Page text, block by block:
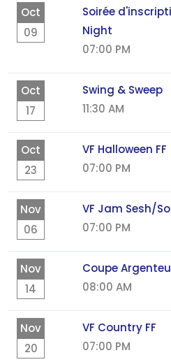
Oct
09
Soirée
Night
07:00 PM
Oct
17
Swing & Sweep
11:30 AM
Oct
23
VF Halloween FF
07:00 PM
Nov
06
VF Jam Sesh/
07:00 PM
Nov
14
Coupe
08:00 AM
Nov
20
VF Country FF
07:00 PM